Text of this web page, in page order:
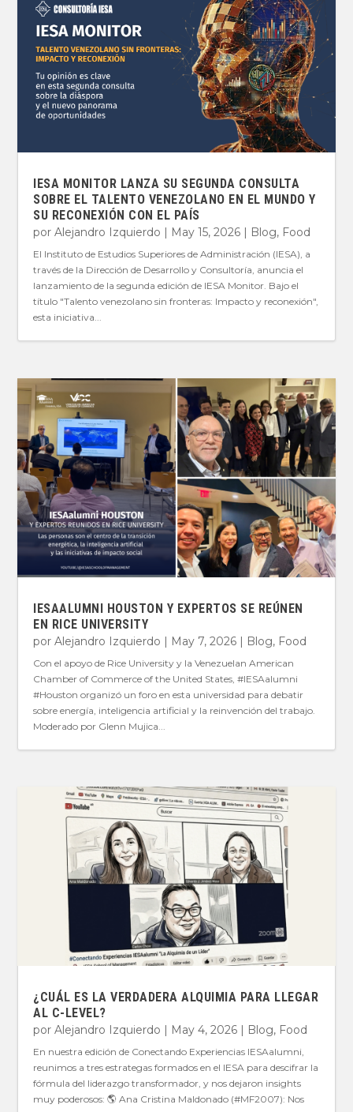
IESA MONITOR LANZA SU SEGUNDA CONSULTA
SOBRE EL TALENTO VENEZOLANO EN EL MUNDO Y
SU RECONEXIÓN CON EL PAÍS
porAlejandro Izquierdo | May 15, 2026 | Blog, Food
El Instituto de Estudios Superiores de Administración (IESA), a
través de la Dirección de Desarrollo y Consultoría, anuncia el
lanzamiento de la segunda edición de IESA Monitor. Bajo el
título "Talento venezolano sin fronteras: Impacto y reconexión",
esta iniciativa...
IESAALUMNI HOUSTON Y EXPERTOS SE REÚNEN
EN RICE UNIVERSITY
porAlejandro Izquierdo | May 7, 2026 | Blog, Food
Con el apoyo de Rice University y la Venezuelan American
Chamber of Commerce of the United States, #IESAalumni
#Houston organizó un foro en esta universidad para debatir
sobre energía, inteligencia artificial y la reinvención del trabajo.
Moderado por Glenn Mujica...
¿CUÁL ES LA VERDADERA ALQUIMIA PARA LLEGAR
AL C-LEVEL?
porAlejandro Izquierdo | May 4, 2026 | Blog, Food
En nuestra edición de Conectando Experiencias IESAalumni,
reunimos a tres estrategas formados en el IESA para descifrar la
fórmula del liderazgo transformador, y nos dejaron insights
muy poderosos: 🌎 Ana Cristina Maldonado (#MF2007): Nos